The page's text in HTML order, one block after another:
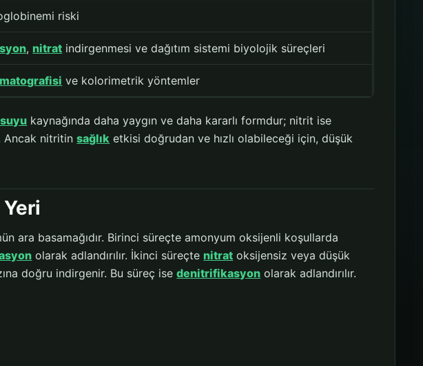
riski
, nitrat indirgenmesi ve dağıtım sistemi biyolojik süreçleri
ve kolorimetrik yöntemler
kaynağında daha yaygın ve daha kararlı formdur; nitrit ise
Ancak nitritinsağlık etkisi doğrudan ve hızlı olabileceği için, düşük
ara basamağıdır. Birinci süreçte amonyum oksijenli koşullarda
olarak adlandırılır. İkinci süreçte nitrat oksijensiz veya düşük
doğru indirgenir. Bu süreç isedenitrifikasyon olarak adlandırılır.